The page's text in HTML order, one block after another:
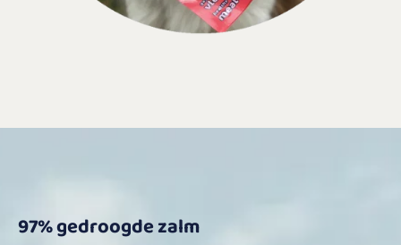
97% gedroogde zalm